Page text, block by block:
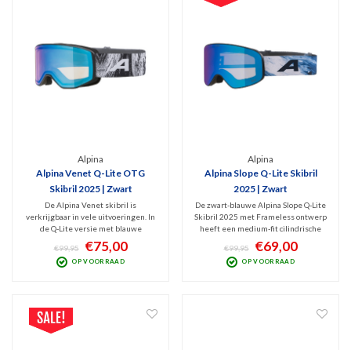
Alpina
Alpina Venet Q-Lite OTG
Skibril 2025 | Zwart
De Alpina Venet skibril is
verkrijgbaar in vele uitvoeringen. In
de Q-Lite versie met blauwe
Quattroflex Lite spiegellens (Cat. 1)
heb je optimaal zicht bij bewolkt
weer. Moderne, medium-fit bril met
€99,95 €75,00
OP VOORRAAD
Alpina
Alpina Slope Q-Lite Skibril
2025 | Zwart
De zwart-blauwe Alpina Slope Q-Lite
Skibril 2025 met Frameless ontwerp
heeft een medium-fit cilindrische
design. Dit chique model heeft
frameventilatie en de blauwe
Quattroflex Lite spiegellens (Cat. 2)
€99,95 €69,00
OP VOORRAAD